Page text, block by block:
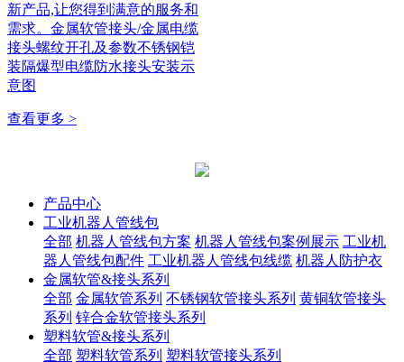
新产品,让您得到满意的服务和
需求。金属软管接头/金属电缆
接头螺纹开孔及参数不锈钢铠
装隔爆型电缆防水接头安装示
意图
查看更多 >
产品中心
工业机器人管线包
全部 机器人管线包方案 机器人管线包案例展示 工业机
器人管线包配件 工业机器人管线包线缆 机器人防护衣
金属软管&接头系列
全部 金属软管系列 不锈钢软管接头系列 黄铜软管接头
系列 锌合金软管接头系列
塑料软管&接头系列
全部 塑料软管系列 塑料软管接头系列